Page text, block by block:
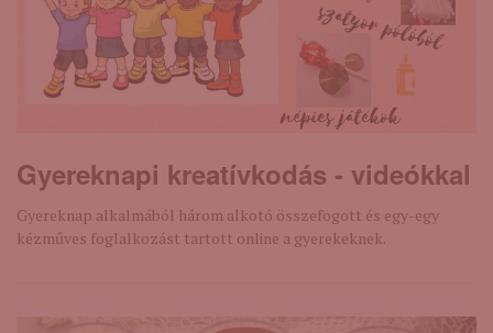
Gyereknapi kreatívkodás - videókkal
Gyereknap alkalmából három alkotó összefogott és egy-egy
kézműves foglalkozást tartott online a gyerekeknek.